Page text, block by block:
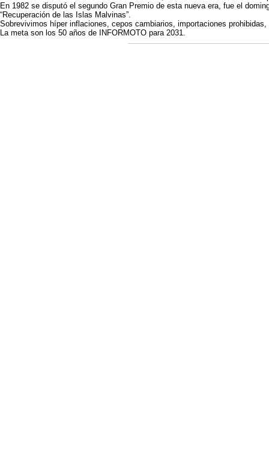
En 1982 se disputó el segundo Gran Premio de esta nueva era, fue el
“Recuperación de las Islas Malvinas”.
Sobrevivimos híper inflaciones, cepos cambiarios, importaciones
La meta son los 50 años de INFORMOTO para 2031.